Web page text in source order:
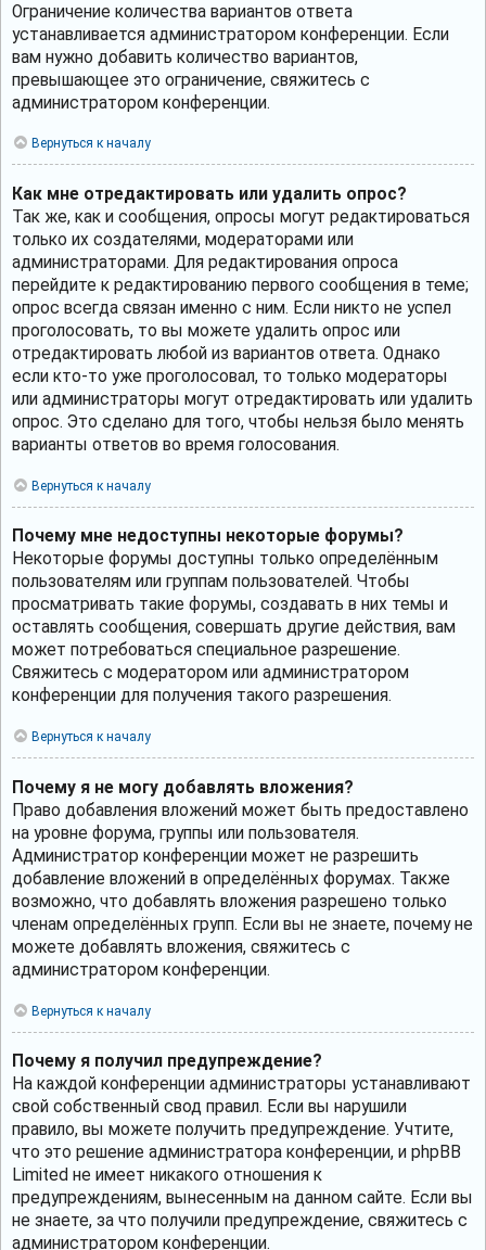
Ограничение количества вариантов ответа
устанавливается администратором конференции. Если
вам нужно добавить количество вариантов,
превышающее это ограничение, свяжитесь с
администратором конференции.
Вернуться к началу
Как мне отредактировать или удалить опрос?
Так же, как и сообщения, опросы могут редактироваться
только их создателями, модераторами или
администраторами. Для редактирования опроса
перейдите к редактированию первого сообщения в теме;
опрос всегда связан именно с ним. Если никто не успел
проголосовать, то вы можете удалить опрос или
отредактировать любой из вариантов ответа. Однако
если кто-то уже проголосовал, то только модераторы
или администраторы могут отредактировать или удалить
опрос. Это сделано для того, чтобы нельзя было менять
варианты ответов во время голосования.
Вернуться к началу
Почему мне недоступны некоторые форумы?
Некоторые форумы доступны только определённым
пользователям или группам пользователей. Чтобы
просматривать такие форумы, создавать в них темы и
оставлять сообщения, совершать другие действия, вам
может потребоваться специальное разрешение.
Свяжитесь с модератором или администратором
конференции для получения такого разрешения.
Вернуться к началу
Почему я не могу добавлять вложения?
Право добавления вложений может быть предоставлено
на уровне форума, группы или пользователя.
Администратор конференции может не разрешить
добавление вложений в определённых форумах. Также
возможно, что добавлять вложения разрешено только
членам определённых групп. Если вы не знаете, почему не
можете добавлять вложения, свяжитесь с
администратором конференции.
Вернуться к началу
Почему я получил предупреждение?
На каждой конференции администраторы устанавливают
свой собственный свод правил. Если вы нарушили
правило, вы можете получить предупреждение. Учтите,
что это решение администратора конференции, и phpBB
Limited не имеет никакого отношения к
предупреждениям, вынесенным на данном сайте. Если вы
не знаете, за что получили предупреждение, свяжитесь с
администратором конференции.